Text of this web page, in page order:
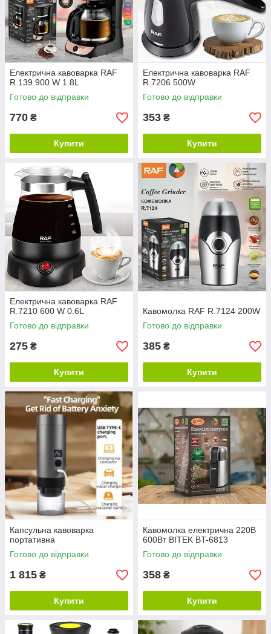
Електрична кавоварка RAF
R.139 900 W 1.8L
Готово до відправки
770 ₴
Купити
Електрична кавоварка RAF
R.7206 500W
Готово до відправки
353 ₴
Купити
Електрична кавоварка RAF
R.7210 600 W 0.6L
Готово до відправки
275 ₴
Купити
Кавомолка RAF R.7124 200W
Готово до відправки
385 ₴
Купити
Капсульна кавоварка
портативна
Готово до відправки
1 815 ₴
Купити
Кавомолка електрична 220В
600Вт BITEK BT-6813
Готово до відправки
358 ₴
Купити